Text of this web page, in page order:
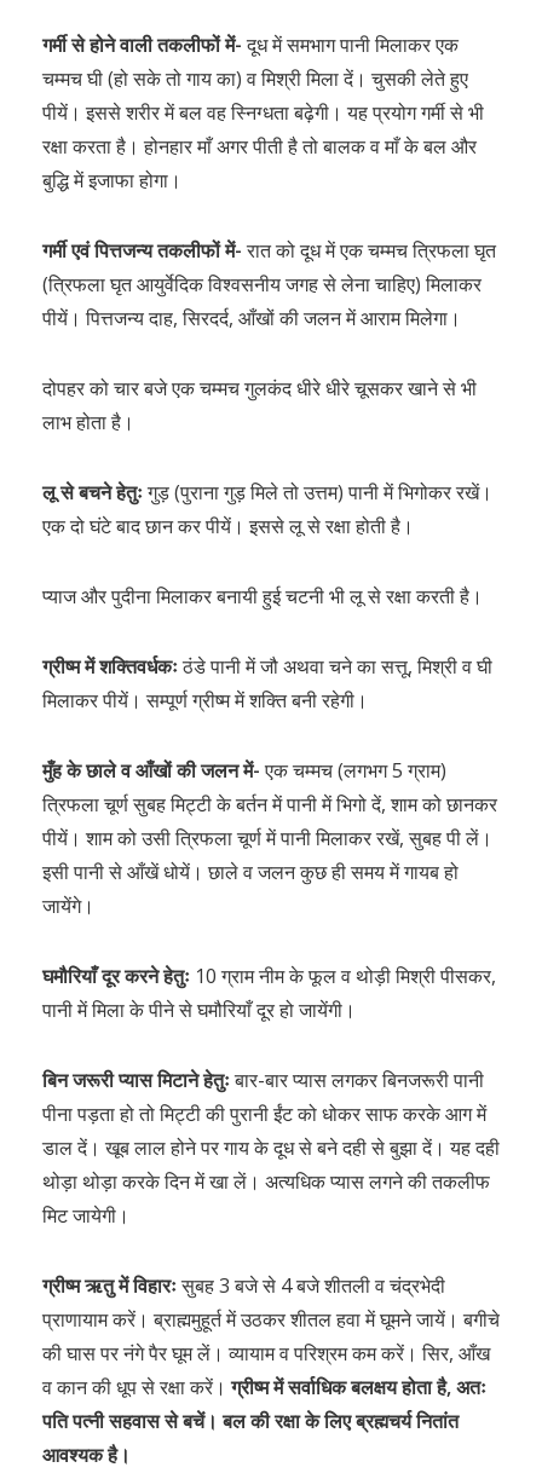
गर्मी से होने वाली तकलीफों में-दूध में समभाग पानी मिलाकर एक
चम्मच घी (हो सके तो गाय का) व मिश्री मिला दें। चुसकी लेते हुए
पीयें। इससे शरीर में बल वह स्निग्धता बढ़ेगी। यह प्रयोग गर्मी से भी
रक्षा करता है। होनहार माँ अगर पीती है तो बालक व माँ के बल और
बुद्धि में इजाफा होगा।
गर्मी एवं पित्तजन्य तकलीफों में-रात को दूध में एक चम्मच त्रिफला घृत
(त्रिफला घृत आयुर्वेदिक विश्वसनीय जगह से लेना चाहिए) मिलाकर
पीयें। पित्तजन्य दाह, सिरदर्द, आँखों की जलन में आराम मिलेगा।
दोपहर को चार बजे एक चम्मच गुलकंद धीरे धीरे चूसकर खाने से भी
लाभ होता है।
लू से बचने हेतुःगुड़ (पुराना गुड़ मिले तो उत्तम) पानी में भिगोकर रखें।
एक दो घंटे बाद छान कर पीयें। इससे लू से रक्षा होती है।
प्याज और पुदीना मिलाकर बनायी हुई चटनी भी लू से रक्षा करती है।
ग्रीष्म में शक्तिवर्धकःठंडे पानी में जौ अथवा चने का सत्तू, मिश्री व घी
मिलाकर पीयें। सम्पूर्ण ग्रीष्म में शक्ति बनी रहेगी।
मुँह के छाले व आँखों की जलन में-एक चम्मच (लगभग 5 ग्राम)
त्रिफला चूर्ण सुबह मिट्टी के बर्तन में पानी में भिगो दें, शाम को छानकर
पीयें। शाम को उसी त्रिफला चूर्ण में पानी मिलाकर रखें, सुबह पी लें।
इसी पानी से आँखें धोयें। छाले व जलन कुछ ही समय में गायब हो
जायेंगे।
घमौरियाँ दूर करने हेतुः 10 ग्राम नीम के फूल व थोड़ी मिश्री पीसकर,
पानी में मिला के पीने से घमौरियाँ दूर हो जायेंगी।
बिन जरूरी प्यास मिटाने हेतुःबार-बार प्यास लगकर बिनजरूरी पानी
पीना पड़ता हो तो मिट्टी की पुरानी ईंट को धोकर साफ करके आग में
डाल दें। खूब लाल होने पर गाय के दूध से बने दही से बुझा दें। यह दही
थोड़ा थोड़ा करके दिन में खा लें। अत्यधिक प्यास लगने की तकलीफ
मिट जायेगी।
ग्रीष्म ऋतु में विहारःसुबह 3 बजे से 4 बजे शीतली व चंद्रभेदी
प्राणायाम करें। ब्राह्ममुहूर्त में उठकर शीतल हवा में घूमने जायें। बगीचे
की घास पर नंगे पैर घूम लें। व्यायाम व परिश्रम कम करें। सिर, आँख
व कान की धूप से रक्षा करें।ग्रीष्म में सर्वाधिक बलक्षय होता है, अतः
पति पत्नी सहवास से बचें। बल की रक्षा के लिए ब्रह्मचर्य नितांत
आवश्यक है।